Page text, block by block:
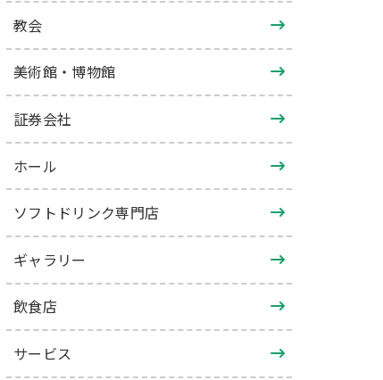
教会
美術館・博物館
証券会社
ホール
ソフトドリンク専門店
ギャラリー
飲食店
サービス